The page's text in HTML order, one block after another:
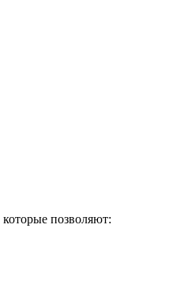
позволяют: